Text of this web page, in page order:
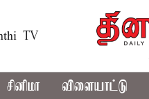
TV
சினிமா விளையாட்டு